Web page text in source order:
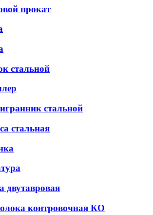
прокат
стальной
стальной
стальная
двутавровая
контровочная КО